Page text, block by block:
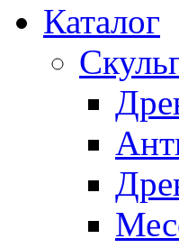
Каталог